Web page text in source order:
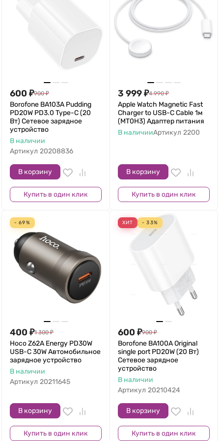
600 ₽900 ₽
Borofone BA103A Pudding
PD20W PD3.0 Type-C (20
Вт) Сетевое зарядное
устройство
В наличии
Артикул 20208836
В корзину
Купить в один клик
3 999₽4 990 ₽
Apple Watch Magnetic Fast
Charger to USB-C Cable 1м
(MT0H3) Адаптер питания
В наличииАртикул 2200
В корзину
Купить в один клик
- 69%
400 ₽1 300 ₽
Hoco Z62A Energy PD30W
USB-C 30W Автомобильное
зарядное устройство
В наличии
Артикул 20211645
В корзину
Купить в один клик
ХИТ - 33%
600 ₽900 ₽
Borofone BA100A Original
single port PD20W (20 Вт)
Сетевое зарядное
устройство
В наличии
Артикул 20210424
В корзину
Купить в один клик